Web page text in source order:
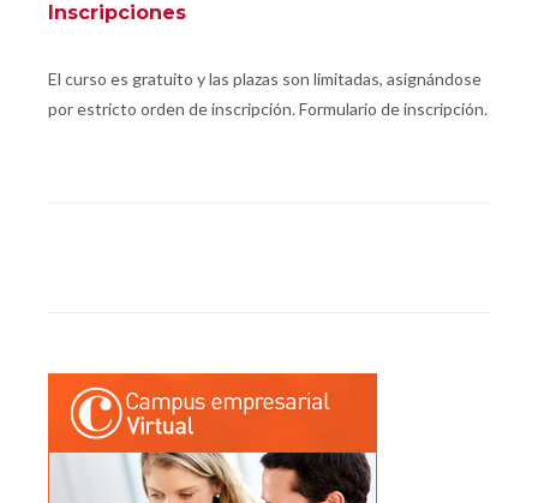
Inscripciones
El curso es gratuito y las plazas son limitadas, asignándose
por estricto orden de inscripción. Formulario de inscripción.